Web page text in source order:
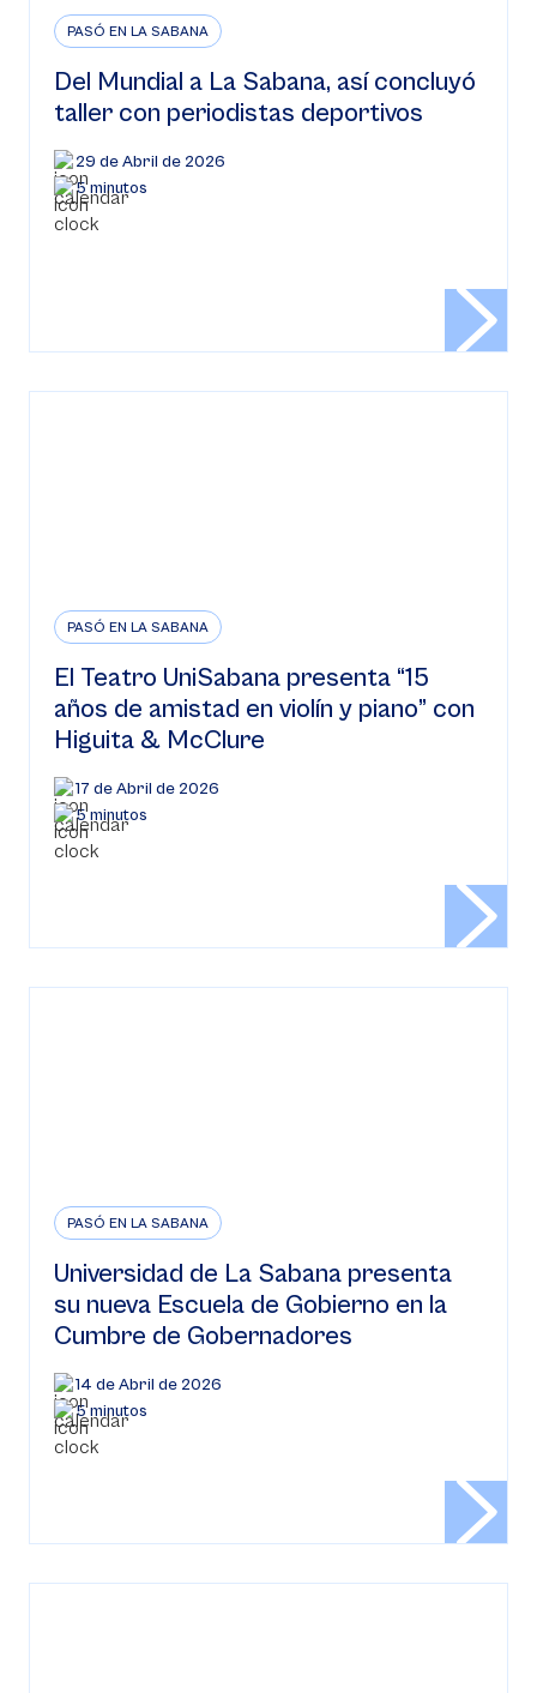
PASÓ EN LA SABANA
Del Mundial a La Sabana, así concluyó
taller con periodistas deportivos
29 de Abril de 2026
5 minutos
PASÓ EN LA SABANA
El Teatro UniSabana presenta “15
años de amistad en violín y piano” con
Higuita & McClure
17 de Abril de 2026
5 minutos
PASÓ EN LA SABANA
Universidad de La Sabana presenta
su nueva Escuela de Gobierno en la
Cumbre de Gobernadores
14 de Abril de 2026
5 minutos